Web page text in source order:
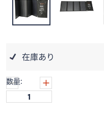
左
右
ワ
プ
し
て
在庫あり
数量: